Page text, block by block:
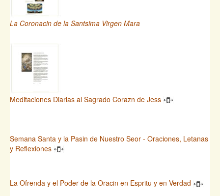
La Coronacin de la Santsima Virgen Mara
Meditaciones Diarias al Sagrado Corazn de Jess
Semana Santa y la Pasin de Nuestro Seor - Oraciones, Letanas
y Reflexiones
La Ofrenda y el Poder de la Oracin en Espritu y en Verdad